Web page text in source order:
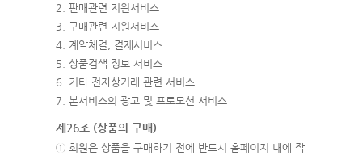
2. 판매관련 지원서비스
3. 구매관련 지원서비스
4. 계약체결, 결제서비스
5. 상품검색 정보 서비스
6. 기타 전자상거래 관련 서비스
7. 본서비스의 광고 및 프로모션 서비스
제26조 (상품의 구매)
① 회원은 상품을 구매하기 전에 반드시 홈페이지 내에 작